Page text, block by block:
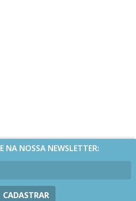
NA NOSSA NEWSLETTER:
CADASTRAR